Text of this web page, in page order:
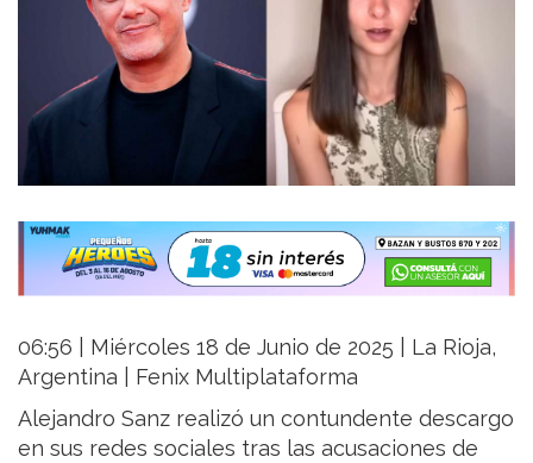
06:56 | Miércoles 18 de Junio de 2025 | La Rioja,
Argentina | Fenix Multiplataforma
Alejandro Sanz realizó un contundente descargo
en sus redes sociales tras las acusaciones de